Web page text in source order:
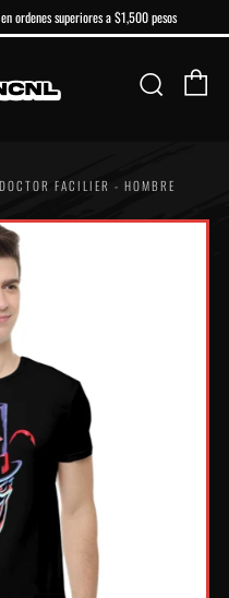
ordenes superiores a $1,500 pesos
Buscar
DOCTOR FACILIER - HOMBRE